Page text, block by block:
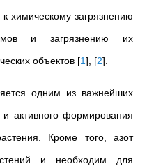
химическому загрязнению
и загрязнению их
объектов [1] [2]
одним из важнейших
и активного формирования
Кроме того, азот
и необходим для